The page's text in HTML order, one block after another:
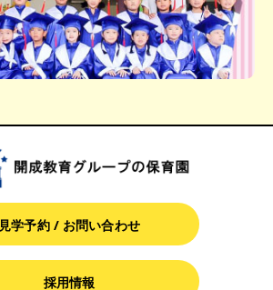
見学予約 / お問い合わせ
採用情報